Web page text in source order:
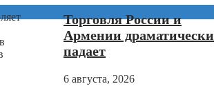
Торговля России и
Армении драматически
падает
6 августа, 2026